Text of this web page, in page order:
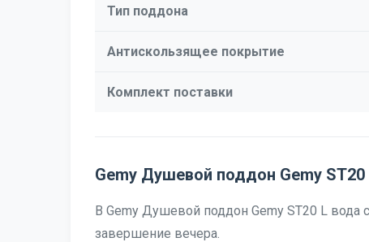
Тип поддона
Антискользящее покрытие
Комплект поставки
Gemy Душевой поддон Gemy ST20
В Gemy Душевой поддон Gemy ST20 L вода
завершение вечера.